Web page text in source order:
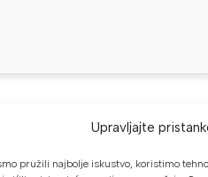
Upravljajte
pružili najbolje iskustvo, koristimo
NAČINI
U našoj web